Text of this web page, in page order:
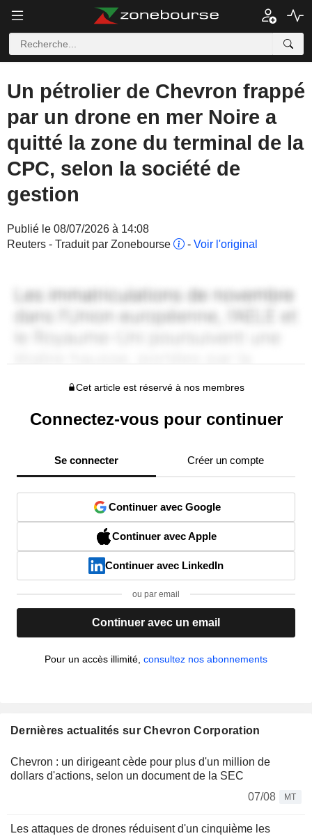
Un pétrolier de Chevron frappé
par un drone en mer Noire a
quitté la zone du terminal de la
CPC, selon la société de
gestion
Publié le 08/07/2026 à 14:08
Reuters - Traduit par Zonebourse
- Voir l'original
Cet article est réservé à nos membres
Connectez-vous pour continuer
Se connecter Créer un compte
Continuer avec Google
Continuer avec Apple
Continuer avec LinkedIn
ou par email
Continuer avec un email
Pour un accès illimité, consultez nos abonnements
Dernières actualités sur Chevron Corporation
Chevron : un dirigeant cède pour plus d'un million de
dollars d'actions, selon un document de la SEC
07/08
MT
Les attaques de drones réduisent d'un cinquième les